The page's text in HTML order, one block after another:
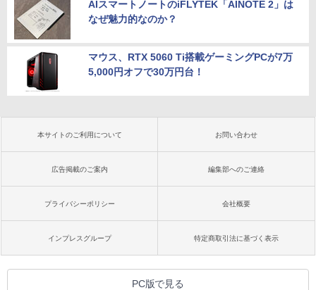
AIスマートノートのiFLYTEK「AINOTE 2」は
なぜ魅力的なのか？
マウス、RTX 5060 Ti搭載ゲーミングPCが7万
5,000円オフで30万円台！
本サイトのご利用について お問い合わせ
広告掲載のご案内 編集部へのご連絡
プライバシーポリシー 会社概要
インプレスグループ 特定商取引法に基づく表示
PC版で見る